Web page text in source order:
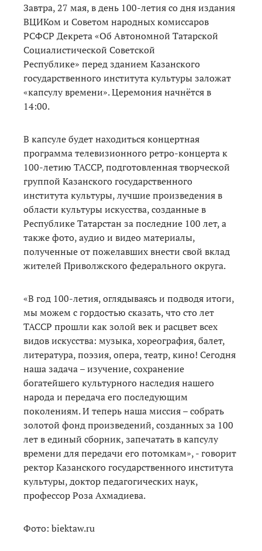
Завтра, 27 мая, в день 100-летия со дня издания
ВЦИКом и Советом народных комиссаров
РСФСР Декрета «Об Автономной Татарской
Социалистической Советской
Республике» перед зданием Казанского
государственного института культуры заложат
«капсулу времени». Церемония начнётся в
14:00.
В капсуле будет находиться концертная
программа телевизионного ретро-концерта к
100-летию ТАССР, подготовленная творческой
группой Казанского государственного
института культуры, лучшие произведения в
области культуры искусства, созданные в
Республике Татарстан за последние 100 лет, а
также фото, аудио и видео материалы,
полученные от пожелавших внести свой вклад
жителей Приволжского федерального округа.
«В год 100-летия, оглядываясь и подводя итоги,
мы можем с гордостью сказать, что сто лет
ТАССР прошли как золой век и расцвет всех
видов искусства: музыка, хореография, балет,
литература, поэзия, опера, театр, кино! Сегодня
наша задача – изучение, сохранение
богатейшего культурного наследия нашего
народа и передача его последующим
поколениям. И теперь наша миссия – собрать
золотой фонд произведений, созданных за 100
лет в единый сборник, запечатать в капсулу
времени для передачи его потомкам», - говорит
ректор Казанского государственного института
культуры, доктор педагогических наук,
профессор Роза Ахмадиева.
Фото: biektaw.ru